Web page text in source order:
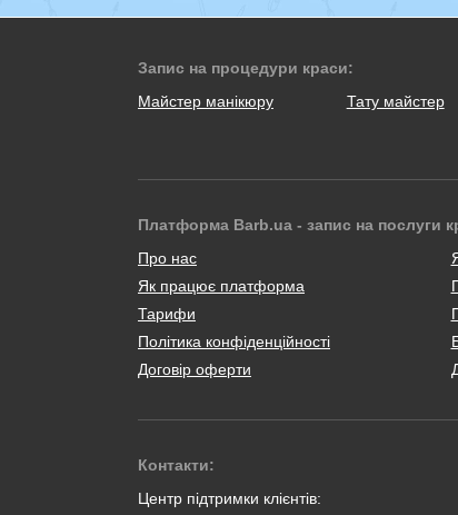
Запис на процедури краси:
Майстер манікюру
Тату майстер
Платформа Barb.ua - запис на послуги
Про нас
Як працює платформа
Тарифи
Політика конфіденційності
Договір оферти
Контакти:
Центр підтримки клієнтів: